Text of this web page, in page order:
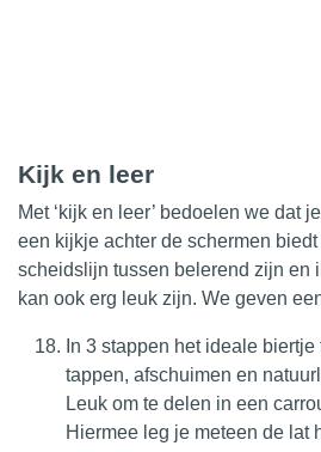
Kijk en leer
Met ‘kijk en leer’ bedoelen we dat
een kijkje achter de schermen
scheidslijn tussen belerend zijn en
kan ook erg leuk zijn. We geven
In 3 stappen het ideale
tappen, afschuimen en
Leuk om te delen in een
Hiermee leg je meteen de lat